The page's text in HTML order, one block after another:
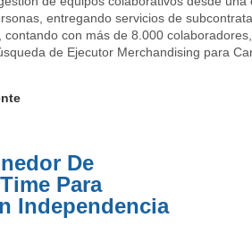
entregando servicios de
con más de 8.000
de Ejecutor Merchandising para
De
Para
Independencia